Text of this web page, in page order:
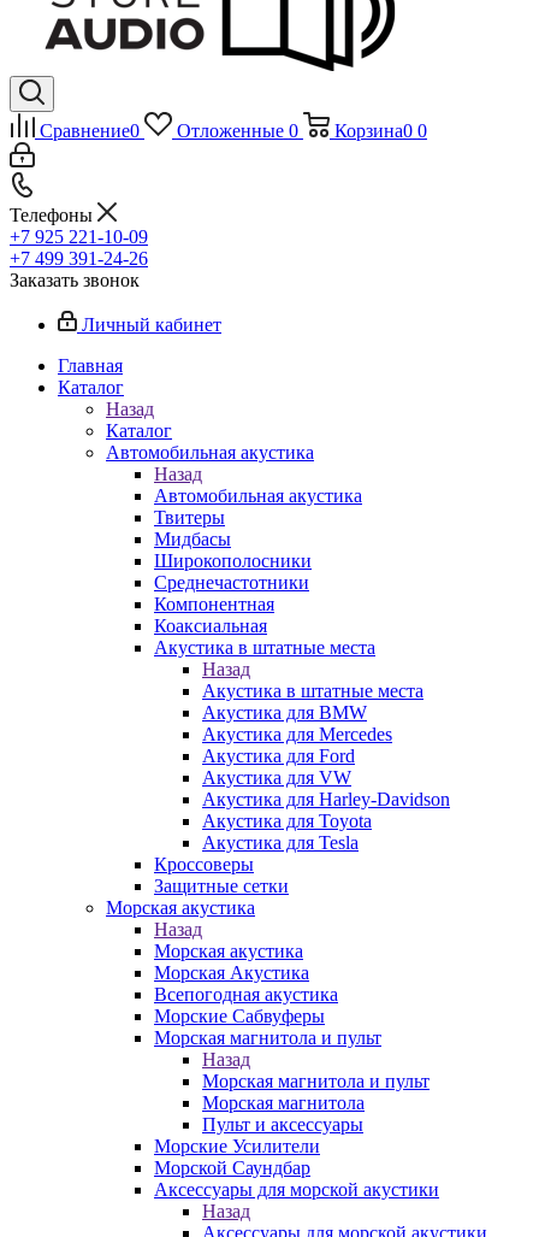
Сравнение0 Отложенные 0 Корзина0 0
Телефоны
+7 925 221-10-09
+7 499 391-24-26
Заказать звонок
Личный кабинет
Главная
Каталог
Назад
Каталог
Автомобильная акустика
Назад
Автомобильная акустика
Твитеры
Мидбасы
Широкополосники
Среднечастотники
Компонентная
Коаксиальная
Акустика в штатные места
Назад
Акустика в штатные места
Акустика для BMW
Акустика для Mercedes
Акустика для Ford
Акустика для VW
Акустика для Harley-Davidson
Акустика для Toyota
Акустика для Tesla
Кроссоверы
Защитные сетки
Морская акустика
Назад
Морская акустика
Морская Акустика
Всепогодная акустика
Морские Сабвуферы
Морская магнитола и пульт
Назад
Морская магнитола и пульт
Морская магнитола
Пульт и аксессуары
Морские Усилители
Морской Cаундбар
Аксессуары для морской акустики
Назад
Аксессуары для морской акустики